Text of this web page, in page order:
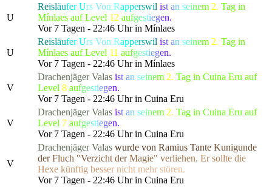
U
ReisläuferUrs Von Rapperswil ist an seinem 2. Tag in
Mínlaes auf Level 12 aufgestiegen.
Vor 7 Tagen - 22:46 Uhr in Mínlaes
U
ReisläuferUrs Von Rapperswil ist an seinem 2. Tag in
Mínlaes auf Level 11 aufgestiegen.
Vor 7 Tagen - 22:46 Uhr in Mínlaes
V
Drachenjäger Valas ist an seinem 2. Tag in Cuina Eru auf
Level 8 aufgestiegen.
Vor 7 Tagen - 22:46 Uhr in Cuina Eru
V
Drachenjäger Valas ist an seinem 2. Tag in Cuina Eru auf
Level 7 aufgestiegen.
Vor 7 Tagen - 22:46 Uhr in Cuina Eru
V
Drachenjäger Valas wurde von Ramius Tante Kunigunde
der Fluch "Verzicht der Magie" verliehen. Ersollte die
Hexe künftig besser nicht mehr stören.
Vor 7 Tagen - 22:46 Uhr in Cuina Eru